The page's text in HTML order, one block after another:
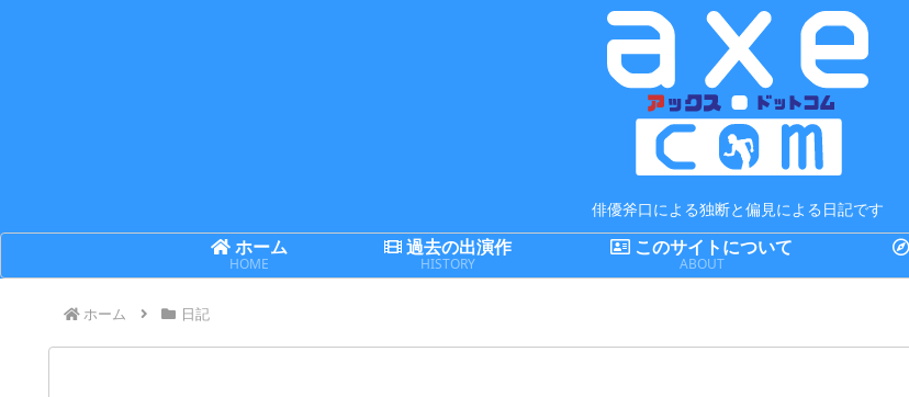
俳優斧口による独断と偏見による日記です
ホーム
HOME
過去の出演作
HISTORY
このサイトについて
ABOUT
ホーム 日記